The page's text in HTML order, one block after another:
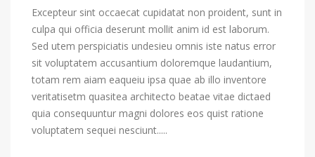
Excepteur sint occaecat cupidatat non proident, sunt in
culpa qui officia deserunt mollit anim id est laborum.
Sed utem perspiciatis undesieu omnis iste natus error
sit voluptatem accusantium doloremque laudantium,
totam rem aiam eaqueiu ipsa quae ab illo inventore
veritatisetm quasitea architecto beatae vitae dictaed
quia consequuntur magni dolores eos quist ratione
voluptatem sequei nesciunt.....